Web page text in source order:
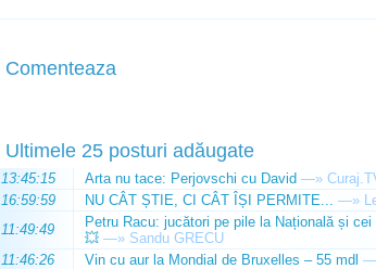
Comenteaza
Ultimele 25 posturi adăugate
13:45:15 Arta nu tace: Perjovschi cu David —»
16:59:59
NU CÂT ȘTIE, CI CÂT ÎȘI PERMITE... —»
11:49:49
Petru Racu: jucători pe pile la Națională și
💥 —» Sandu GRECU
11:46:26
Vin cu aur la Mondial de Bruxelles – 55 mdl